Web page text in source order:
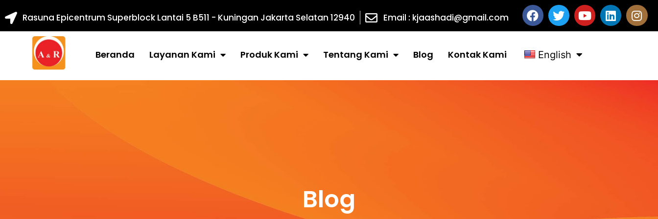
Rasuna Epicentrum Superblock Lantai 5 B511 - Kuningan Jakarta Selatan 12940 Email : kjaashadi@gmail.com
Beranda Layanan Kami Produk Kami Tentang Kami Blog Kontak Kami English
Blog